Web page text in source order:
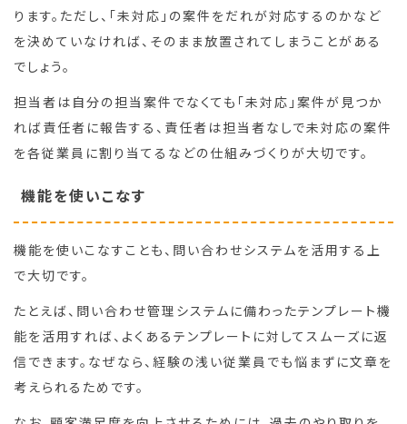
ります。ただし、「未対応」の案件をだれが対応するのかなど
を決めていなければ、そのまま放置されてしまうことがある
でしょう。
担当者は自分の担当案件でなくても「未対応」案件が見つか
れば責任者に報告する、責任者は担当者なしで未対応の案件
を各従業員に割り当てるなどの仕組みづくりが大切です。
機能を使いこなす
機能を使いこなすことも、問い合わせシステムを活用する上
で大切です。
たとえば、問い合わせ管理システムに備わったテンプレート機
能を活用すれば、よくあるテンプレートに対してスムーズに返
信できます。なぜなら、経験の浅い従業員でも悩まずに文章を
考えられるためです。